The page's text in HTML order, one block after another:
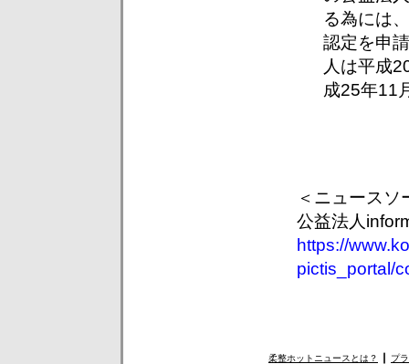
る為には
認定を申
人は平成
成25年11
＜ニュースソ
公益法人
https://
pictis_portal/
柔整ホットニュースとは？ プ